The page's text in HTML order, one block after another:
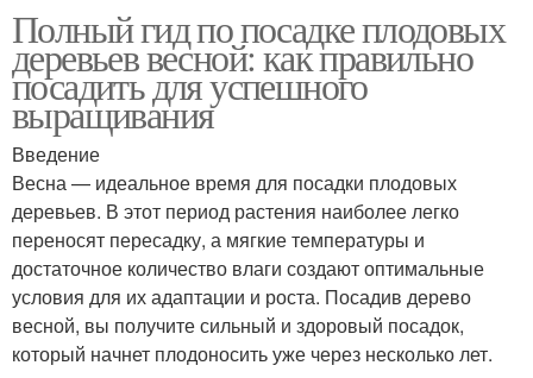
Полный гид по посадке плодовых
деревьев весной: как правильно
посадить для успешного
выращивания
Введение
Весна — идеальное время для посадки плодовых
деревьев. В этот период растения наиболее легко
переносят пересадку, а мягкие температуры и
достаточное количество влаги создают оптимальные
условия для их адаптации и роста. Посадив дерево
весной, вы получите сильный и здоровый посадок,
который начнет плодоносить уже через несколько лет.